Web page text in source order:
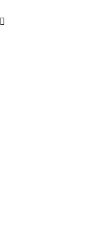
